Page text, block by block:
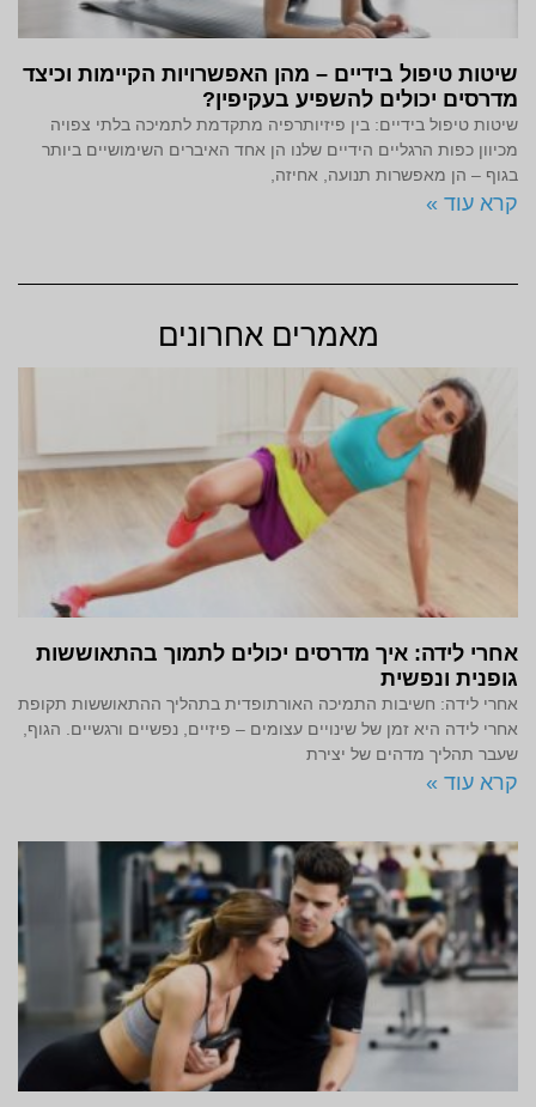
שיטות טיפול בידיים – מהן האפשרויות הקיימות וכיצד
מדרסים יכולים להשפיע בעקיפין?
שיטות טיפול בידיים: בין פיזיותרפיה מתקדמת לתמיכה בלתי צפויה
מכיוון כפות הרגליים הידיים שלנו הן אחד האיברים השימושיים ביותר
בגוף – הן מאפשרות תנועה, אחיזה,
קרא עוד »
מאמרים אחרונים
אחרי לידה: איך מדרסים יכולים לתמוך בהתאוששות
גופנית ונפשית
אחרי לידה: חשיבות התמיכה האורתופדית בתהליך ההתאוששות תקופת
אחרי לידה היא זמן של שינויים עצומים – פיזיים, נפשיים ורגשיים. הגוף,
שעבר תהליך מדהים של יצירת
קרא עוד »